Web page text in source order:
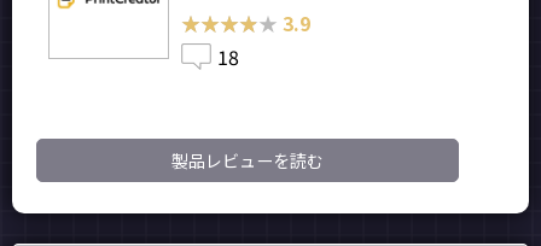
★★★★★
★★★★★ 3.9
18
製品レビューを読む